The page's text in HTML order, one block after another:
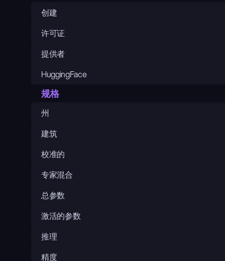
创建
许可证
提供者
HuggingFace
规格
州
建筑
校准的
专家混合
总参数
激活的参数
推理
精度